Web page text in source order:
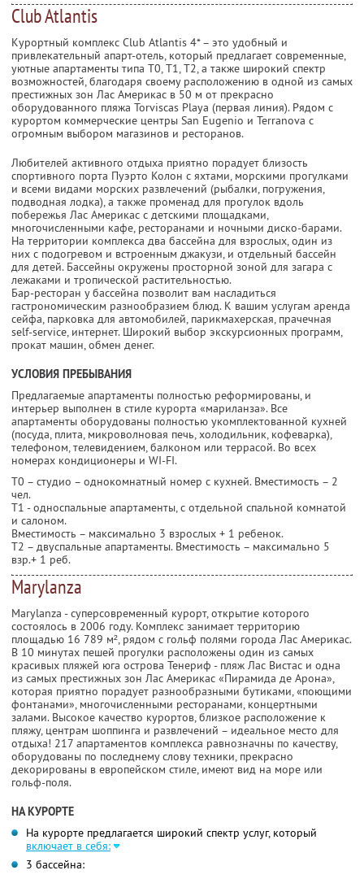
Club Atlantis
Курортный комплекс Club Atlantis 4* – это удобный и
привлекательный апарт-отель, который предлагает современные,
уютные апартаменты типа T0, Т1, T2, а также широкий спектр
возможностей, благодаря своему расположению в одной из самых
престижных зон Лас Америкас в 50 м от прекрасно
оборудованного пляжа Torviscas Playa (первая линия). Рядом с
курортом коммерческие центры San Eugenio и Terranova с
огромным выбором магазинов и ресторанов.
Любителей активного отдыха приятно порадует близость
спортивного порта Пуэрто Колон с яхтами, морскими прогулками
и всеми видами морских развлечений (рыбалки, погружения,
подводная лодка), а также променад для прогулок вдоль
побережья Лас Америкас с детскими площадками,
многочисленными кафе, ресторанами и ночными диско-барами.
На территории комплекса два бассейна для взрослых, один из
них с подогревом и встроенным джакузи, и отдельный бассейн
для детей. Бассейны окружены просторной зоной для загара с
лежаками и тропической растительностью.
Бар-ресторан у бассейна позволит вам насладиться
гастрономическим разнообразием блюд. К вашим услугам аренда
сейфа, парковка для автомобилей, парикмахерская, прачечная
self-service, интернет. Широкий выбор экскурсионных программ,
прокат машин, обмен денег.
УСЛОВИЯ ПРЕБЫВАНИЯ
Предлагаемые апартаменты полностью реформированы, и
интерьер выполнен в стиле курорта «мариланза». Все
апартаменты оборудованы полностью укомплектованной кухней
(посуда, плита, микроволновая печь, холодильник, кофеварка),
телефоном, телевидением, балконом или террасой. Во всех
номерах кондиционеры и WI-FI.
T0 – студио – однокомнатный номер с кухней. Вместимость – 2
чел.
Т1 - односпальные апартаменты, с отдельной спальной комнатой
и салоном.
Вместимость – максимально 3 взрослых + 1 ребенок.
Т2 – двуспальные апартаменты. Вместимость – максимально 5
взр.+ 1 реб.
Мarylanza
Мarylanza - суперсовременный курорт, открытие которого
состоялось в 2006 году. Комплекс занимает территорию
площадью 16 789 м², рядом с гольф полями города Лас Америкас.
В 10 минутах пешей прогулки расположены один из самых
красивых пляжей юга острова Тенериф - пляж Лас Вистас и одна
из самых престижных зон Лас Америкас «Пирамида де Арона»,
которая приятно порадует разнообразными бутиками, «поющими
фонтанами», многочисленными ресторанами, концертными
залами. Высокое качество курортов, близкое расположение к
пляжу, центрам шоппинга и развлечений – идеальное место для
отдыха! 217 апартаментов комплекса равнозначны по качеству,
оборудованы по последнему слову техники, прекрасно
декорированы в европейском стиле, имеют вид на море или
гольф-поля.
НА КУРОРТЕ
На курорте предлагается широкий спектр услуг, который
включает в себя:
3 бассейна: